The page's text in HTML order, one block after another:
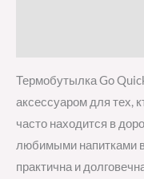
Термобутылка Go
аксессуаром для тех,
часто находится в
любимыми напитками
практична и